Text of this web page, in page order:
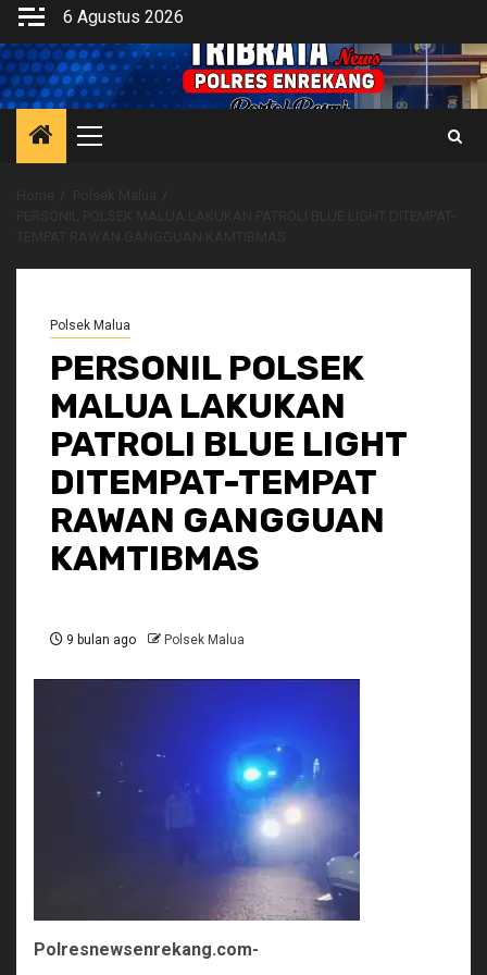
Skip
content
6 Agustus 2026
Primary
Polsek Malua
PERSONIL POLSEK
MALUA LAKUKAN
PATROLI BLUE LIGHT
DITEMPAT-TEMPAT
RAWAN GANGGUAN
KAMTIBMAS
9 bulan ago Polsek Malua
Polresnewsenrekang.com-